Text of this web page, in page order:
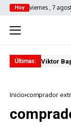
Hoy viernes , 7
Últimas: Viktor
Inicio comprador